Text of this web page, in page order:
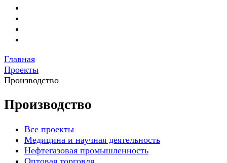
Главная
Проекты
Производство
Производство
Все проекты
Медицина и научная деятельность
Нефтегазовая промышленность
Оптовая торговля